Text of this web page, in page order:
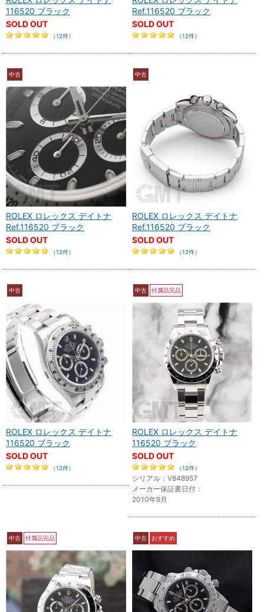
116520 ブラック
SOLD OUT
（12件）
Ref.116520 ブラック
SOLD OUT
（12件）
中古
ROLEX ロレックス デイトナ
Ref.116520 ブラック
SOLD OUT
（12件）
中古
ROLEX ロレックス デイトナ
Ref.116520 ブラック
SOLD OUT
（12件）
中古
ROLEX ロレックス デイトナ
116520 ブラック
SOLD OUT
（12件）
中古 付属品完品
ROLEX ロレックス デイトナ
116520 ブラック
SOLD OUT
（12件）
シリアル：V848957
メーカー保証書日付：
2010年9月
中古 付属品完品 中古 おすすめ